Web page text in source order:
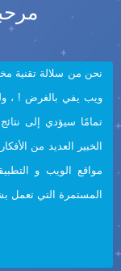
نحن من سلالة تقنية
ويب يفي بالغرض ! ،
الخبير العديد من
مواقع الويب و
المستمرة التي تعمل